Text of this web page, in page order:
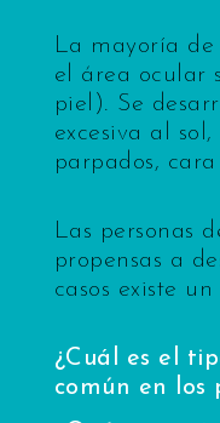
La mayoría de
el área ocular
piel). Se
excesiva al
parpados, cara
Las personas
propensas a
casos existe
¿Cuál es el
común en los